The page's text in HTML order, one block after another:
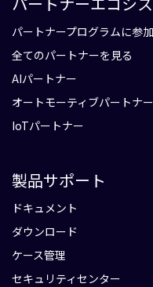
パートナープログラムに参加
全てのパートナーを見る
AIパートナー
オートモーティブパートナー
IoTパートナー
製品サポート
ドキュメント
ダウンロード
ケース管理
セキュリティセンター